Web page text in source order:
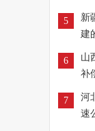
5
新
建
6
山
补
7
河
速